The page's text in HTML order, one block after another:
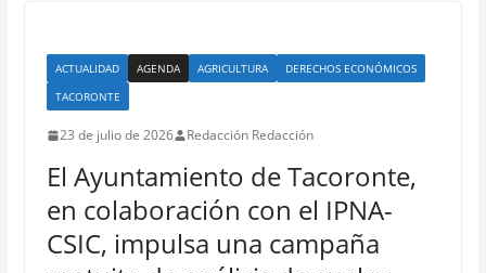
ACTUALIDAD AGENDA AGRICULTURA
DERECHOS ECONÓMICOS
TACORONTE
23 de julio de 2026 Redacción Redacción
El Ayuntamiento de Tacoronte,
en colaboración con el IPNA-
CSIC, impulsa una campaña